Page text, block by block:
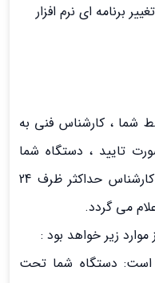
برنامه ای نرم افزار
، کارشناس فنی به
تایید ، دستگاه شما
تحت پوشش قرار می گیرد. تایید کارشناس حداکثر ظرف 24
می گردد.
زیر خواهد بود :
است: دستگاه شما تحت